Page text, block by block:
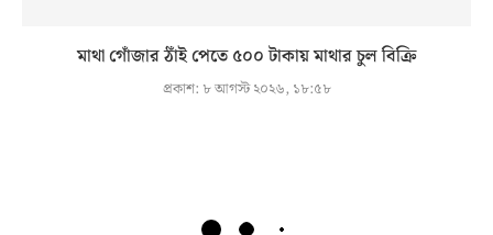
মাথা গোঁজার ঠাঁই পেতে ৫০০ টাকায় মাথার চুল বিক্রি
প্রকাশ: ৮ আগস্ট ২০২৬, ১৮:৫৮